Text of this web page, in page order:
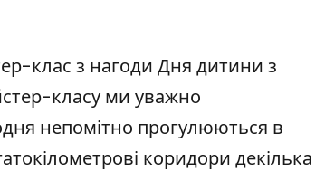
творитимемо фантастичні
клас на День дитини
клас з нагоди Дня дитини з
класу ми уважно
непомітно прогулюються в
коридори декілька